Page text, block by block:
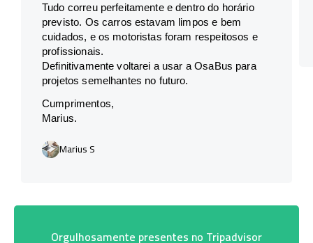
Tudo correu perfeitamente e dentro do horário
previsto. Os carros estavam limpos e bem
cuidados, e os motoristas foram respeitosos e
profissionais.
Definitivamente voltarei a usar a OsaBus para
projetos semelhantes no futuro.
Cumprimentos,
Marius.
Marius S
Orgulhosamente presentes no Tripadvisor